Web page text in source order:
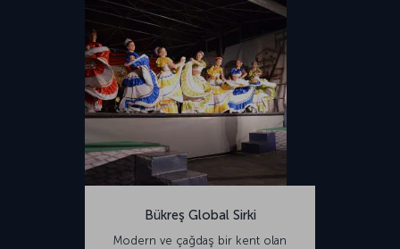
Bükreş Global Sirki
Modern ve çağdaş bir kent olan